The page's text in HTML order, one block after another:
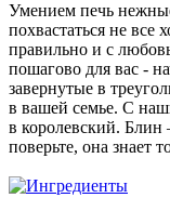
Умением печь
похвастаться не все
правильно и с
пошагово для вас -
завернутые в
в вашей семье. С
в королевский. Блин
поверьте, она знает